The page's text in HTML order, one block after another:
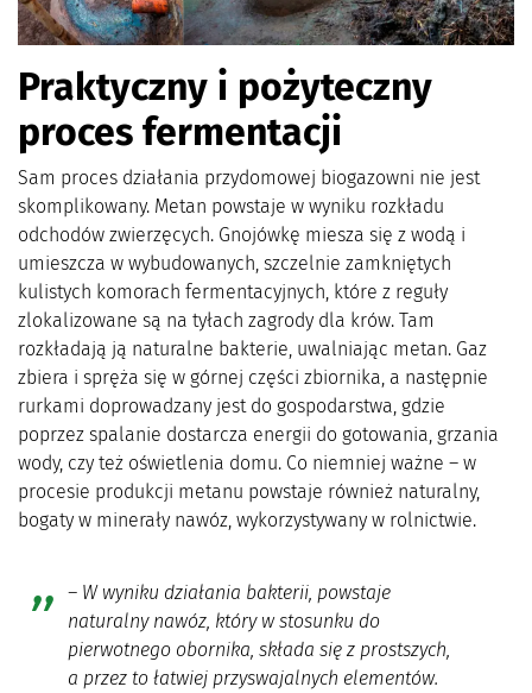
Praktyczny i pożyteczny
proces fermentacji
Sam proces działania przydomowej biogazowni nie jest
skomplikowany. Metan powstaje w wyniku rozkładu
odchodów zwierzęcych. Gnojówkę miesza się z wodą i
umieszcza w wybudowanych, szczelnie zamkniętych
kulistych komorach fermentacyjnych, które z reguły
zlokalizowane są na tyłach zagrody dla krów. Tam
rozkładają ją naturalne bakterie, uwalniając metan. Gaz
zbiera i spręża się w górnej części zbiornika, a następnie
rurkami doprowadzany jest do gospodarstwa, gdzie
poprzez spalanie dostarcza energii do gotowania, grzania
wody, czy też oświetlenia domu. Co niemniej ważne – w
procesie produkcji metanu powstaje również naturalny,
bogaty w minerały nawóz, wykorzystywany w rolnictwie.
– W wyniku działania bakterii, powstaje
naturalny nawóz, który w stosunku do
pierwotnego obornika, składa się z prostszych,
a przez to łatwiej przyswajalnych elementów.